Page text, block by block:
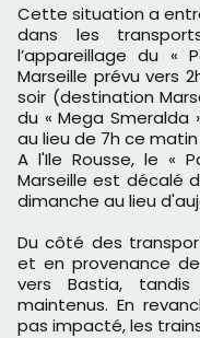
Cette situation a
dans les
l’appareillage du «
Marseille prévu vers
soir (destination
du « Mega Smeralda
au lieu de 7h ce
A l'Ile Rousse, le «
Marseille est décalé
dimanche au lieu
Du côté des
et en provenance
vers Bastia,
maintenus. En
pas impacté, les